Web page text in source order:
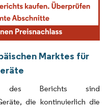
Marktes für
des Berichts sind
die kontinuierlich die